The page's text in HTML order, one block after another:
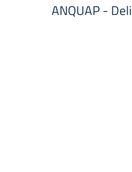
ANQUAP -